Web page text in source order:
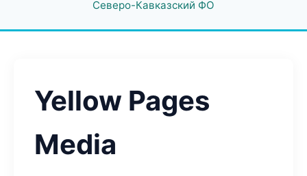
Северо-Кавказский ФО
Yellow Pages
Media